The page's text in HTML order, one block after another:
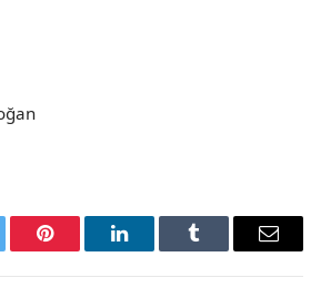
Pinterest LinkedInTumblr Email